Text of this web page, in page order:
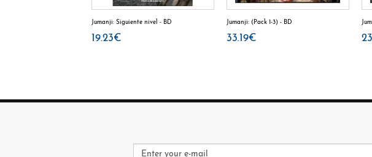
Jumanji: Siguiente nivel - BD
19.23€
Jumanji: (Pack 1-3) - BD
33.19€